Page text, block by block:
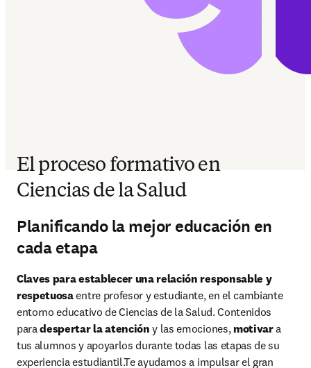
El proceso formativo en
Ciencias de la Salud
Planificando la mejor educación en
cada etapa
Claves para establecer una relación responsable y
respetuosa entre profesor y estudiante, en el cambiante
entorno educativo de Ciencias de la Salud. Contenidos
para despertar la atención y las emociones, motivar a
tus alumnos y apoyarlos durante todas las etapas de su
experiencia estudiantil.Te ayudamos a impulsar el gran